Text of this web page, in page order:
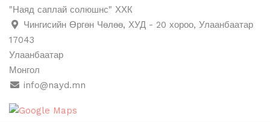
"Наяд саплай солюшнс" ХХК
Чингисийн Өргөн Чөлөө, ХУД - 20 хороо, Улаанбаатар
17043
Улаанбаатар
Монгол
info@nayd.mn